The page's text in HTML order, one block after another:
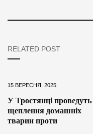
RELATED POST
15 ВЕРЕСНЯ, 2025
У Тростянці проведуть
щеплення домашніх
тварин проти